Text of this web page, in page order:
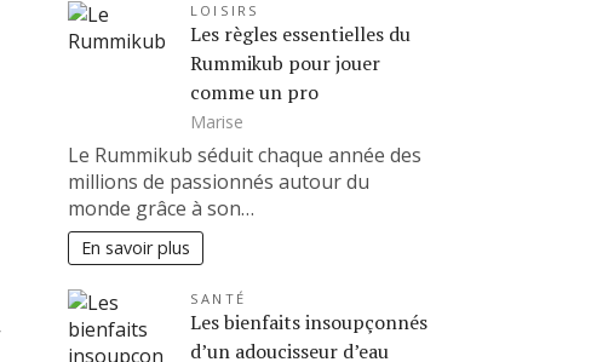
LOISIRS
Les règles essentielles du
Rummikub pour jouer
comme un pro
Marise
Le Rummikub séduit chaque année des
millions de passionnés autour du
monde grâce à son…
En savoir plus
SANTÉ
Les bienfaits insoupçonnés
d’un adoucisseur d’eau